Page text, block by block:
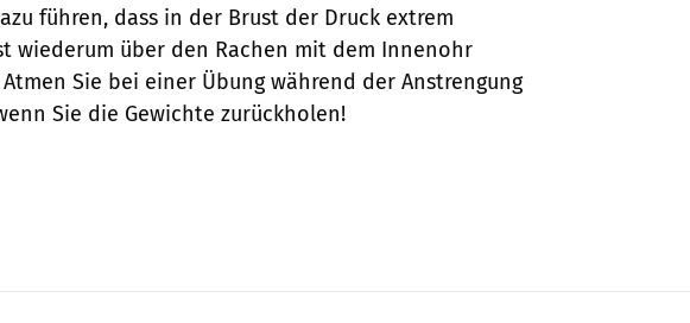
führen, dass in der Brust der Druck extrem
wiederum über den Rachen mit dem Innenohr
Sie bei einer Übung während der Anstrengung
Sie die Gewichte zurückholen!